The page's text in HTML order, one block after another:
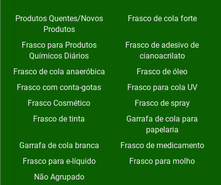
Produtos Quentes/Novos
Produtos
Frasco de cola forte
Frasco para Produtos
Químicos Diários
Frasco de adesivo de
cianoacrilato
Frasco de cola anaeróbica
Frasco de óleo
Frasco com conta-gotas
Frasco para cola UV
Frasco Cosmético
Frasco de spray
Frasco de tinta
Garrafa de cola para
papelaria
Garrafa de cola branca
Frasco de medicamento
Frasco para e-líquido
Frasco para molho
Não Agrupado